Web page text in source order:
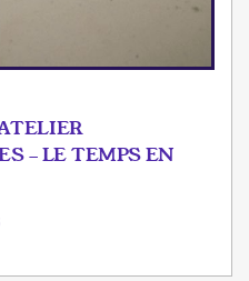
- LE TEMPS EN